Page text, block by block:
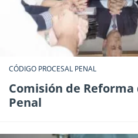
CÓDIGO PROCESAL PENAL
Comisión de Reforma
Penal